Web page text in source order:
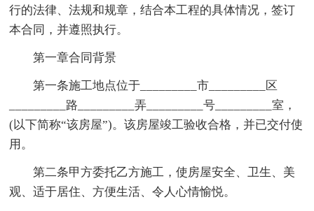
行的法律、法规和规章，结合本工程的具体情况，签订
本合同，并遵照执行。
第一章合同背景
第一条施工地点位于_________市_________区
_________路_________弄_________号_________室，
(以下简称“该房屋”)。该房屋竣工验收合格，并已交付使
用。
第二条甲方委托乙方施工，使房屋安全、卫生、美
观、适于居住、方便生活、令人心情愉悦。